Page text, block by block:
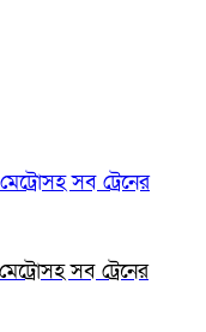
সব ট্রেনের